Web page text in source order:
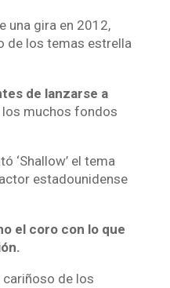
una gira en 2012,
de los temas estrella
de lanzarse a
muchos fondos
‘Shallow’ el tema
estadounidense
el coro con lo que
de los